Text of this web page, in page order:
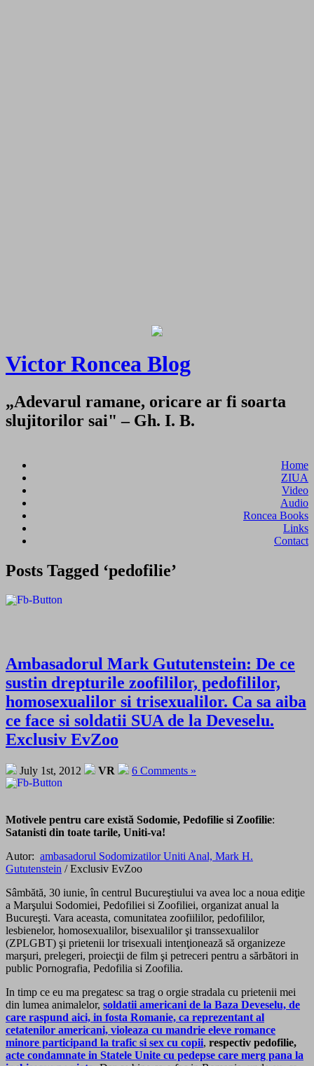
Victor Roncea Blog
„Adevarul ramane, oricare ar fi soarta
slujitorilor sai" – Gh. I. B.
Home
ZIUA
Video
Audio
Roncea Books
Links
Contact
Posts Tagged ‘pedofilie’
Ambasadorul Mark Gututenstein: De ce
sustin drepturile zoofililor, pedofililor,
homosexualilor si trisexualilor. Ca sa aiba
ce face si soldatii SUA de la Deveselu.
Exclusiv EvZoo
July 1st, 2012 VR 6 Comments »
Motivele pentru care există Sodomie, Pedofilie si Zoofilie:
Satanisti din toate tarile, Uniti-va!
Autor: ambasadorul Sodomizatilor Uniti Anal, Mark H.
Gututenstein / Exclusiv EvZoo
Sâmbătă, 30 iunie, în centrul Bucureştiului va avea loc a noua ediţie
a Marşului Sodomiei, Pedofiliei si Zoofiliei, organizat anual la
Bucureşti. Vara aceasta, comunitatea zoofiililor, pedofililor,
lesbienelor, homosexualilor, bisexualilor şi transsexualilor
(ZPLGBT) şi prietenii lor trisexuali intenţionează să organizeze
marşuri, prelegeri, proiecţii de film şi petreceri pentru a sărbători in
public Pornografia, Pedofilia si Zoofilia.
In timp ce eu ma pregatesc sa trag o orgie stradala cu prietenii mei
din lumea animalelor, soldatii americani de la Baza Deveselu, de
care raspund aici, in fosta Romanie, ca reprezentant al
cetatenilor americani, violeaza cu mandrie eleve romance
minore participand la trafic si sex cu copii, respectiv pedofilie,
acte condamnate in Statele Unite cu pedepse care merg pana la